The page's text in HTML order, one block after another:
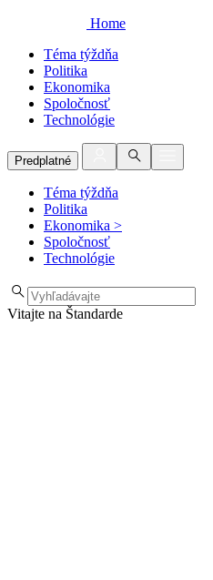
Home
Téma týždňa
Politika
Ekonomika
Spoločnosť
Technológie
Predplatné
Téma týždňa
Politika
Ekonomika >
Spoločnosť
Technológie
Vitajte na Štandarde